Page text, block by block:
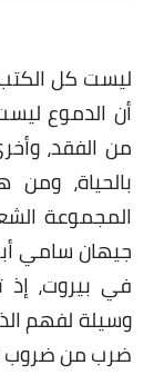
ليست كل
أن الدموع
من الفقد،
بالحياة،
المجموعة
جيهان سامي
في بيروت، إذ
وسيلة لفهم
ضرب من ضروب